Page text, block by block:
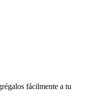
fácilmente a tu